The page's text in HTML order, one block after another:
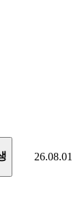
26.08.01